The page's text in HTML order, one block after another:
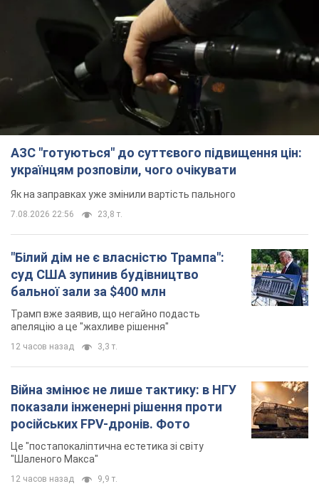
АЗС "готуються" до суттєвого підвищення цін:
українцям розповіли, чого очікувати
Як на заправках уже змінили вартість пального
7.08.2026 22:56 23,8 т.
"Білий дім не є власністю Трампа":
суд США зупинив будівництво
бальної зали за $400 млн
Трамп вже заявив, що негайно подасть
апеляцію а це "жахливе рішення"
12 часов назад 3,3 т.
Війна змінює не лише тактику: в НГУ
показали інженерні рішення проти
російських FPV-дронів. Фото
Це "постапокаліптична естетика зі світу
"Шаленого Макса"
12 часов назад 9,9 т.